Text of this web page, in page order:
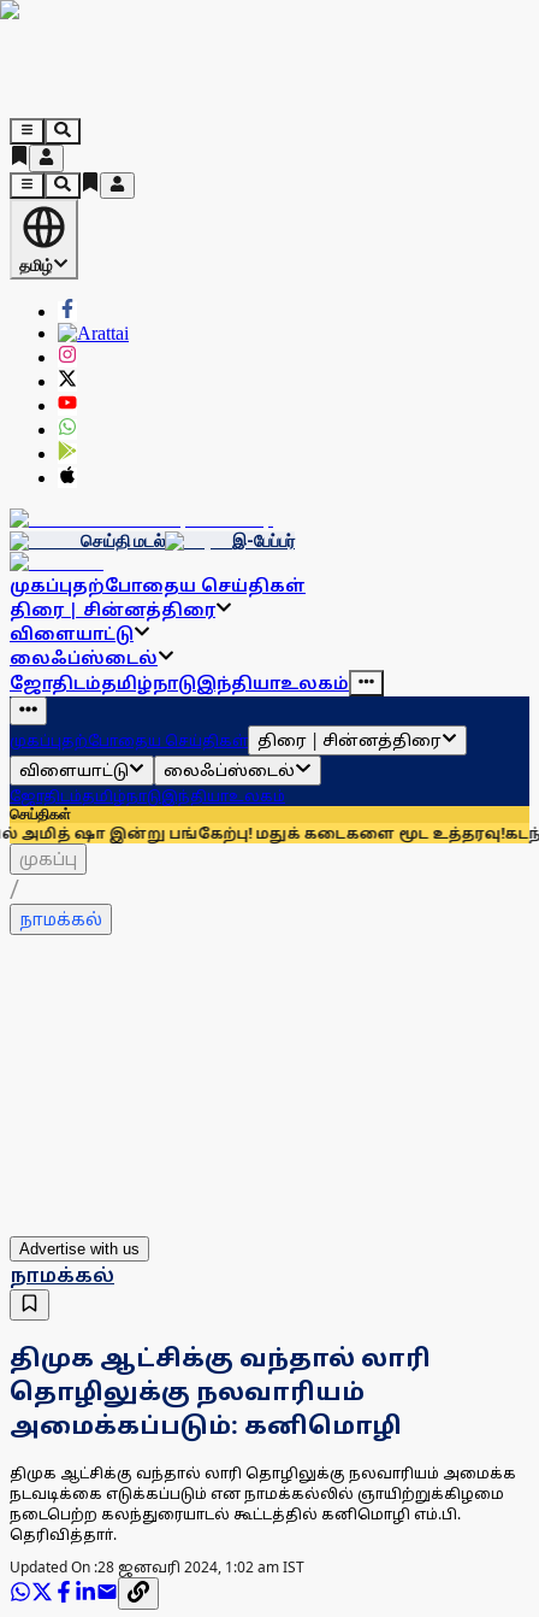
தமிழ்
செய்தி மடல் இ-பேப்பர்
முகப்புதற்போதைய செய்திகள்
திரை | சின்னத்திரை
விளையாட்டு
லைஃப்ஸ்டைல்
ஜோதிடம்தமிழ்நாடுஇந்தியாஉலகம்
முகப்புதற்போதைய செய்திகள் திரை | சின்னத்திரை
விளையாட்டு
லைஃப்ஸ்டைல்
ஜோதிடம்தமிழ்நாடுஇந்தியாஉலகம்
செய்திகள்
இன்று பங்கேற்பு! மதுக் கடைகளை மூட உத்தரவு!கடந்த 6
முகப்பு
/
நாமக்கல்
Advertise with us
நாமக்கல்
திமுக ஆட்சிக்கு வந்தால் லாரி
தொழிலுக்கு நலவாரியம்
அமைக்கப்படும்: கனிமொழி
திமுக ஆட்சிக்கு வந்தால் லாரி தொழிலுக்கு நலவாரியம் அமைக்க
நடவடிக்கை எடுக்கப்படும் என நாமக்கல்லில் ஞாயிற்றுக்கிழமை
நடைபெற்ற கலந்துரையாடல் கூட்டத்தில் கனிமொழி எம்.பி.
தெரிவித்தாா்.
Updated On :28 ஜனவரி 2024, 1:02 am IST